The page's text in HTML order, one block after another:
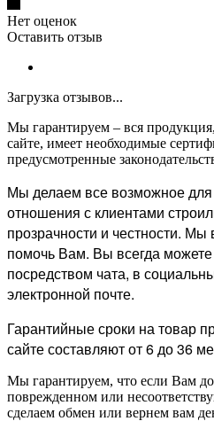
Нет оценок
Оставить отзыв
Загрузка отзывов...
Мы гарантируем – вся
сайте, имеет необходимые
предусмотренные
Мы делаем все возможное
отношения с клиентами
прозрачности и честности. Мы
помочь Вам. Вы всегда можете
посредством чата, в
электронной почте.
Гарантийные сроки на товар
сайте составляют от 6 до 36
Мы гарантируем, что если Вам
поврежденном или
сделаем обмен или вернем вам